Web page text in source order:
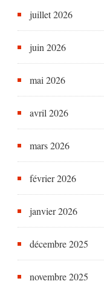
juillet 2026
juin 2026
mai 2026
avril 2026
mars 2026
février 2026
janvier 2026
décembre 2025
novembre 2025